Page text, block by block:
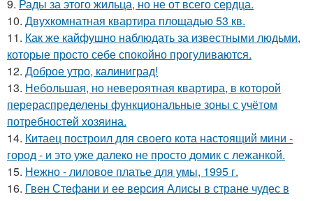
9. Рады за этого жильца, но не от всего сердца.
10. Двухкомнатная квартира площадью 53 кв.
11. Как же кайфушно наблюдать за известными людьми,
которые просто себе спокойно прогуливаются.
12. Доброе утро, калиниград!
13. Небольшая, но невероятная квартира, в которой
перераспределены функциональные зоны с учётом
потребностей хозяина.
14. Китаец построил для своего кота настоящий мини -
город - и это уже далеко не просто домик с лежанкой.
15. Нежно - лиловое платье для умы, 1995 г.
16. Гвен Стефани и ее версия Алисы в стране чудес в